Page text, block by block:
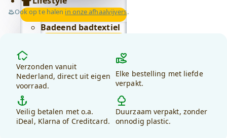
Lifestyle
submenu
Badeend badtextiel
Alles in
badtextiel
Badeend drinkwaren
Badeend kleding
submenu
50. 15.
Ook op te halen in onze afhaalvijvers.
Waarom
kiezen
voor
debadeend.nl?
Verzonden vanuit
Nederland, direct uit eigen
voorraad.
Elke bestelling met liefde
verpakt.
Veilig betalen met o.a.
iDeal, Klarna of Creditcard.
Duurzaam verpakt, zonder
onnodig plastic.